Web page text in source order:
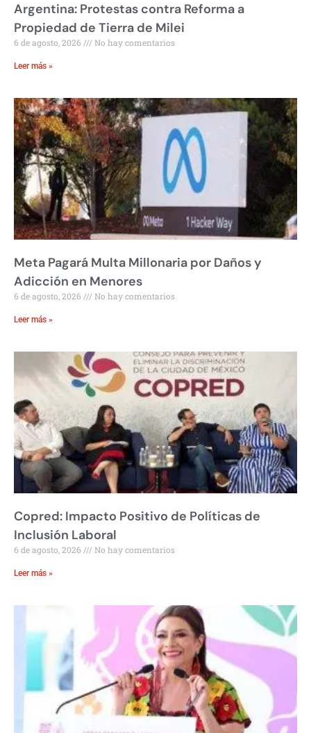
Argentina: Protestas contra Reforma a
Propiedad de Tierra de Milei
6 de agosto, 2026 No hay comentarios
Leer más »
Meta Pagará Multa Millonaria por Daños y
Adicción en Menores
6 de agosto, 2026 No hay comentarios
Leer más »
Copred: Impacto Positivo de Políticas de
Inclusión Laboral
6 de agosto, 2026 No hay comentarios
Leer más »